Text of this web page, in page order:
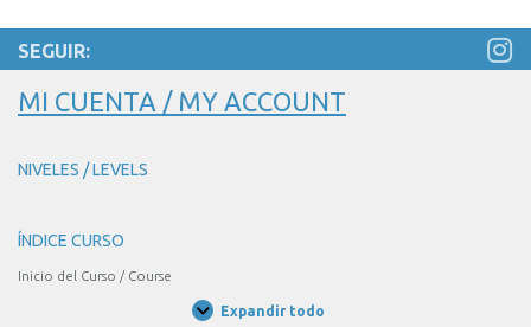
SEGUIR:
MI CUENTA / MY ACCOUNT
NIVELES / LEVELS
ÍNDICE CURSO
Inicio del Curso / Course
Expandir todo
Unidades